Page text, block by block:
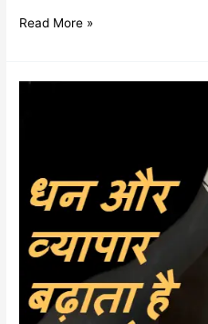
Read More »
खास